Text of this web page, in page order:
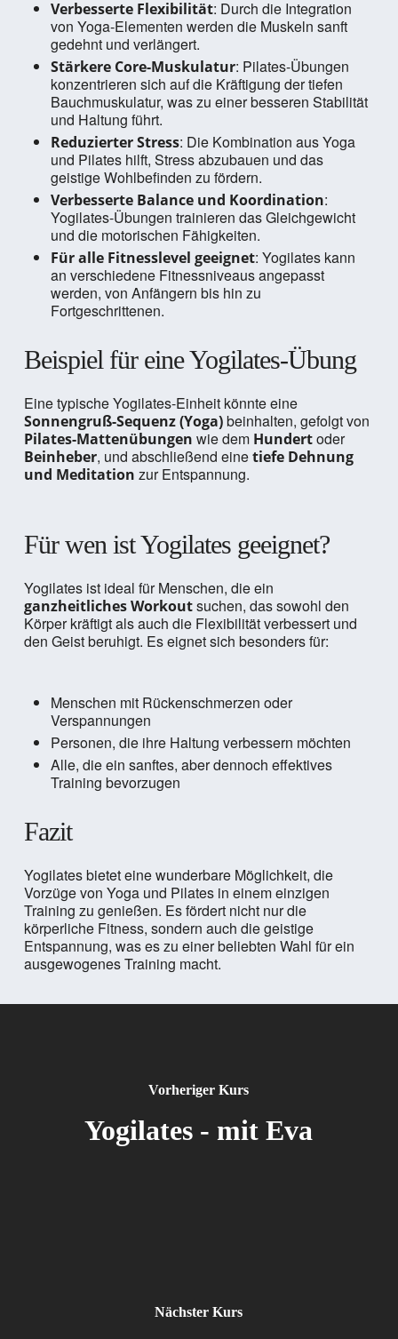
Verbesserte Flexibilität: Durch die Integration
von Yoga-Elementen werden die Muskeln sanft
gedehnt und verlängert.
Stärkere Core-Muskulatur: Pilates-Übungen
konzentrieren sich auf die Kräftigung der tiefen
Bauchmuskulatur, was zu einer besseren Stabilität
und Haltung führt.
Reduzierter Stress: Die Kombination aus Yoga
und Pilates hilft, Stress abzubauen und das
geistige Wohlbefinden zu fördern.
Verbesserte Balance und Koordination:
Yogilates-Übungen trainieren das Gleichgewicht
und die motorischen Fähigkeiten.
Für alle Fitnesslevel geeignet: Yogilates kann
an verschiedene Fitnessniveaus angepasst
werden, von Anfängern bis hin zu
Fortgeschrittenen.
Beispiel für eine Yogilates-Übung
Eine typische Yogilates-Einheit könnte eine
Sonnengruß-Sequenz (Yoga)beinhalten, gefolgt von
Pilates-Mattenübungen wie dem Hundertoder
Beinheber, und abschließend einetiefe Dehnung
und Meditation zur Entspannung.
Für wen ist Yogilates geeignet?
Yogilates ist ideal für Menschen, die ein
ganzheitliches Workoutsuchen, das sowohl den
Körper kräftigt als auch die Flexibilität verbessert und
den Geist beruhigt. Es eignet sich besonders für:
Menschen mit Rückenschmerzen oder
Verspannungen
Personen, die ihre Haltung verbessern möchten
Alle, die ein sanftes, aber dennoch effektives
Training bevorzugen
Fazit
Yogilates bietet eine wunderbare Möglichkeit, die
Vorzüge von Yoga und Pilates in einem einzigen
Training zu genießen. Es fördert nicht nur die
körperliche Fitness, sondern auch die geistige
Entspannung, was es zu einer beliebten Wahl für ein
ausgewogenes Training macht.
Vorheriger Kurs
Yogilates - mit Eva
Nächster Kurs